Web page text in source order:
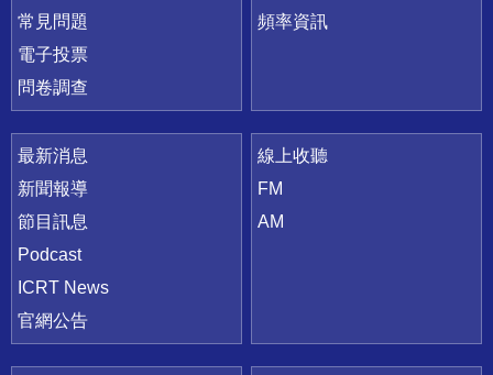
常見問題
電子投票
問卷調查
頻率資訊
最新消息
新聞報導
節目訊息
Podcast
ICRT News
官網公告
線上收聽
FM
AM